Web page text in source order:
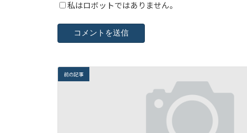
私はロボットではありません。
前の記事